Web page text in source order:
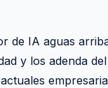
de IA aguas
y los adenda